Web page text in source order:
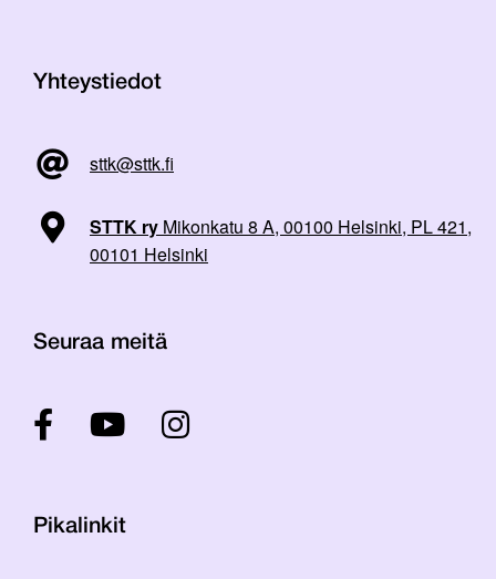
Yhteystiedot
sttk@sttk.fi
STTK ry Mikonkatu 8 A, 00100 Helsinki, PL 421,
00101 Helsinki
Seuraa meitä
Pikalinkit